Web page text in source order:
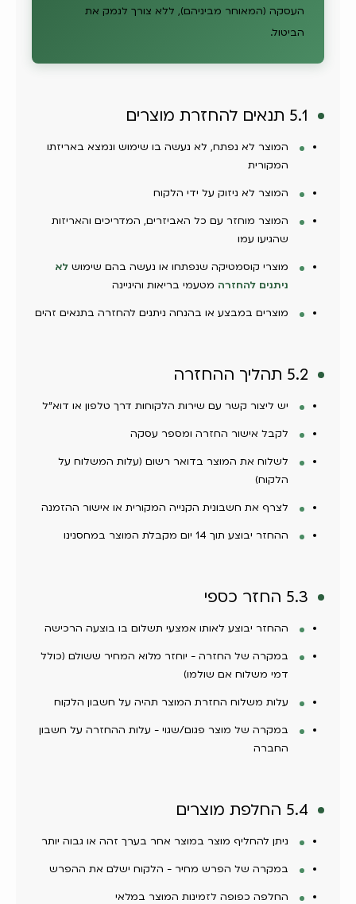
העסקה (המאוחר מביניהם), ללא צורך לנמק את
הביטול.
5.1 תנאים להחזרת מוצרים
המוצר לא נפתח, לא נעשה בו שימוש ונמצא באריזתו
המקורית
המוצר לא ניזוק על ידי הלקוח
המוצר מוחזר עם כל האביזרים, המדריכים והאריזות
שהגיעו עמו
מוצרי קוסמטיקה שנפתחו או נעשה בהם שימוש לא
ניתנים להחזרה מטעמי בריאות והיגיינה
מוצרים במבצע או בהנחה ניתנים להחזרה בתנאים זהים
5.2 תהליך ההחזרה
יש ליצור קשר עם שירות הלקוחות דרך טלפון או דוא"ל
לקבל אישור החזרה ומספר עסקה
לשלוח את המוצר בדואר רשום (עלות המשלוח על
הלקוח)
לצרף את חשבונית הקנייה המקורית או אישור ההזמנה
ההחזר יבוצע תוך 14 יום מקבלת המוצר במחסנינו
5.3 החזר כספי
ההחזר יבוצע לאותו אמצעי תשלום בו בוצעה הרכישה
במקרה של החזרה - יוחזר מלוא המחיר ששולם (כולל
דמי משלוח אם שולמו)
עלות משלוח החזרת המוצר תהיה על חשבון הלקוח
במקרה של מוצר פגום/שגוי - עלות ההחזרה על חשבון
החברה
5.4 החלפת מוצרים
ניתן להחליף מוצר במוצר אחר בערך זהה או גבוה יותר
במקרה של הפרש מחיר - הלקוח ישלם את ההפרש
החלפה כפופה לזמינות המוצר במלאי